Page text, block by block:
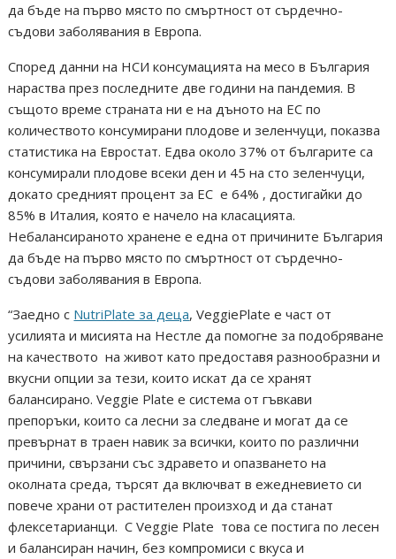
да бъде на първо място по смъртност от сърдечно-
съдови заболявания в Европа.
Според данни на НСИ консумацията на месо в България
нараства през последните две години на пандемия. В
същото време страната ни е на дъното на ЕС по
количеството консумирани плодове и зеленчуци, показва
статистика на Евростат. Едва около 37% от българите са
консумирали плодове всеки ден и 45 на сто зеленчуци,
докато средният процент за ЕС е 64% , достигайки до
85% в Италия, която е начело на класацията.
Небалансираното хранене е една от причините България
да бъде на първо място по смъртност от сърдечно-
съдови заболявания в Европа.
“Заедно с NutriPlate за деца, VeggiePlate е част от
усилията и мисията на Нестле да помогне за подобряване
на качеството на живот като предоставя разнообразни и
вкусни опции за тези, които искат да се хранят
балансирано. Veggie Plate е система от гъвкави
препоръки, които са лесни за следване и могат да се
превърнат в траен навик за всички, които по различни
причини, свързани със здравето и опазването на
околната среда, търсят да включват в ежедневието си
повече храни от растителен произход и да станат
флексетарианци. С Veggie Plate това се постига по лесен
и балансиран начин, без компромиси с вкуса и